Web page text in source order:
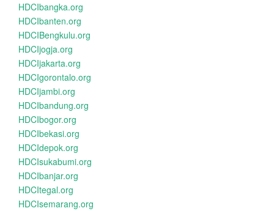
HDCIbangka.org
HDCIbanten.org
HDCIBengkulu.org
HDCIjogja.org
HDCIjakarta.org
HDCIgorontalo.org
HDCIjambi.org
HDCIbandung.org
HDCIbogor.org
HDCIbekasi.org
HDCIdepok.org
HDCIsukabumi.org
HDCIbanjar.org
HDCItegal.org
HDCIsemarang.org